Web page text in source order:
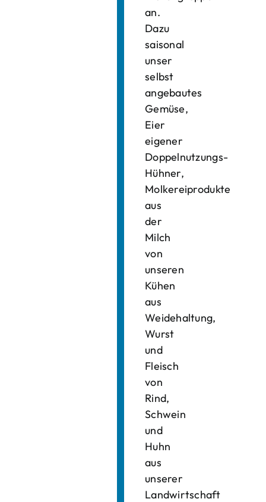
an.
Dazu
saisonal
unser
selbst
angebautes
Gemüse,
Eier
eigener
Doppelnutzungs-
Hühner,
Molkereiprodukte
aus
der
Milch
von
unseren
Kühen
aus
Weidehaltung,
Wurst
und
Fleisch
von
Rind,
Schwein
und
Huhn
aus
unserer
Landwirtschaft